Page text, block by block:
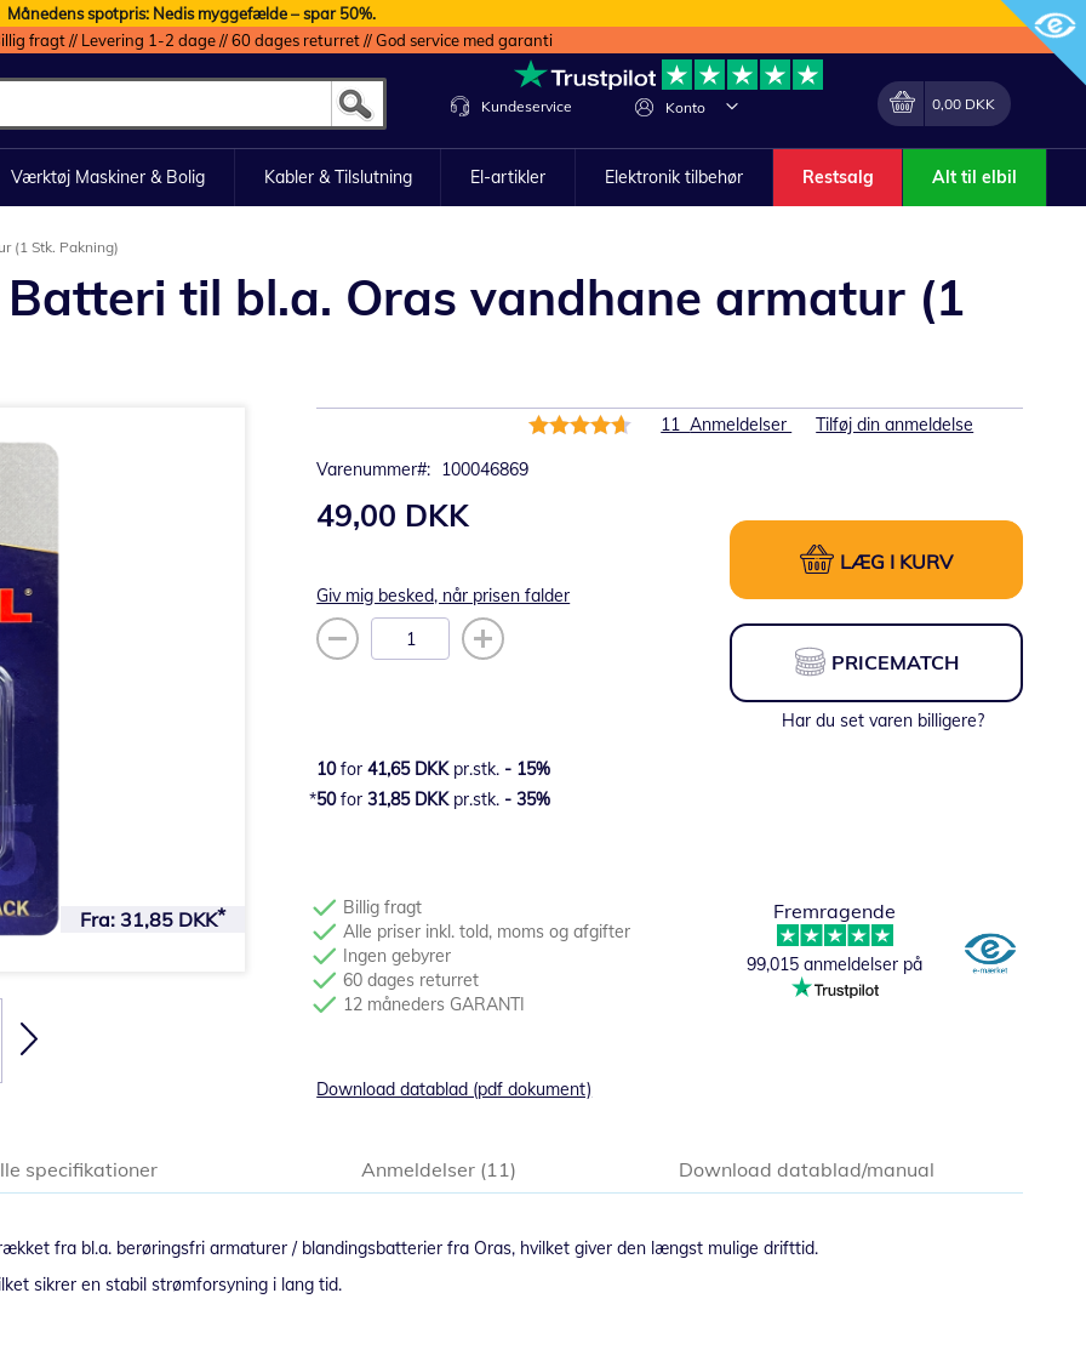
Månedens spotpris: Nedis myggefælde – spar 50%.
fragt // Levering 1-2 dage // 60 dages returret // God service med garanti
Konto
Lave
Min indkøbskurv
0,00 DKK
Kundeservice
Værktøj Maskiner & Bolig Kabler & Tilslutning El-artikler Elektronik tilbehør Restsalg Alt til elbil
(1 Stk. Pakning)
Batteri til bl.a. Oras vandhane armatur (1
Varenummer 100046869
Bedømmelse:
11Anmeldelser Tilføj din anmeldelse
49,00 DKK
Giv mig besked, når prisen falder
LÆG I KURV
PRICEMATCH
Har du set varen billigere?
10for41,65 DKK pr.stk. - 15%
50for31,85 DKK pr.stk. - 35%
Billig fragt
Alle priser inkl. told, moms og afgifter
Ingen gebyrer
60 dages returret
12 måneders GARANTI
Fremragende
99,015 anmeldelser på
Download datablad (pdf dokument)
Fra: 31,85 DKK Fra:31,85 DKK
fra bl.a. berøringsfri armaturer / blandingsbatterier fra Oras, hvilket giver den længst mulige drifttid.
sikrer en stabil strømforsyning i lang tid.
specifikationer Anmeldelser 11 Download datablad/manual